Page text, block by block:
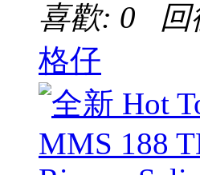
喜歡: 0 回
格仔